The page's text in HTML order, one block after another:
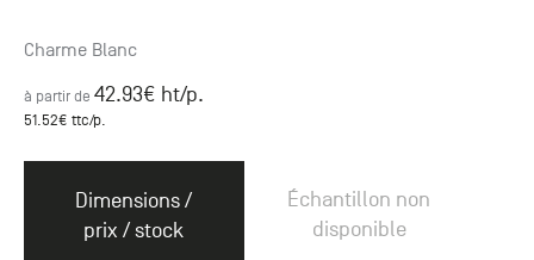
Charme Blanc
à partir de 42.93€ ht/p.
51.52€ ttc/p.
Dimensions /
prix / stock
Échantillon non
disponible